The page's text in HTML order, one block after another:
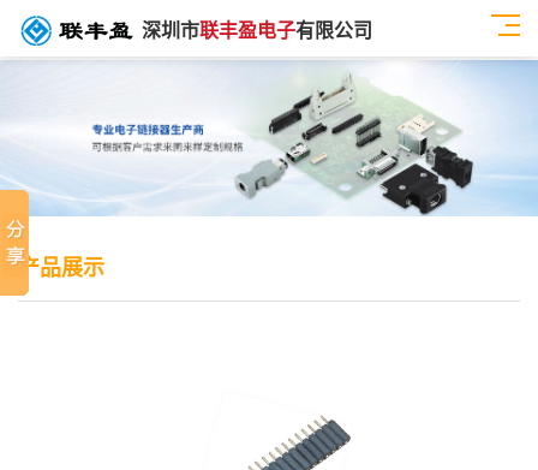
深圳市联丰盈电子有限公司
产品展示